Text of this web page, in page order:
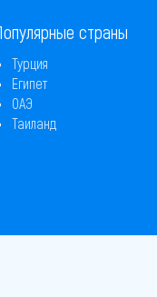
страны
Турция
Египет
ОАЭ
Таиланд